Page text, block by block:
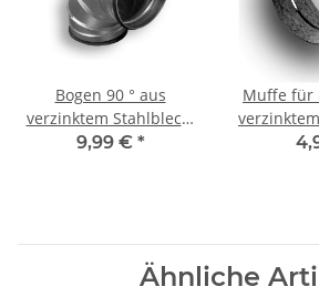
Bogen 90 ° aus
verzinktem Stahlblech,
mit Dichtung, Ø 125 mm
9,99 € *
Muffe für
125
Ähnliche